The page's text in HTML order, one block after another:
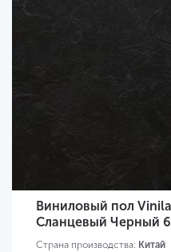
Виниловый пол
Сланцевый Черный
Страна производства: Китай